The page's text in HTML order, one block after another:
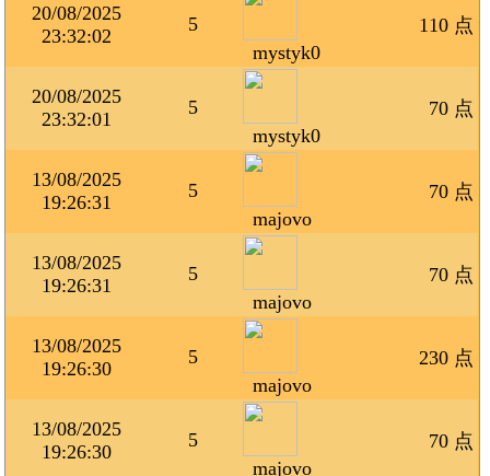
20/08/2025
23:32:02
5
mystyk0
110 点
20/08/2025
23:32:01
5
mystyk0
70 点
13/08/2025
19:26:31
5
majovo
70 点
13/08/2025
19:26:31
5
majovo
70 点
13/08/2025
19:26:30
5
majovo
230 点
13/08/2025
19:26:30
5
majovo
70 点